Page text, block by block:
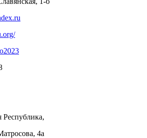
Республика,
4а